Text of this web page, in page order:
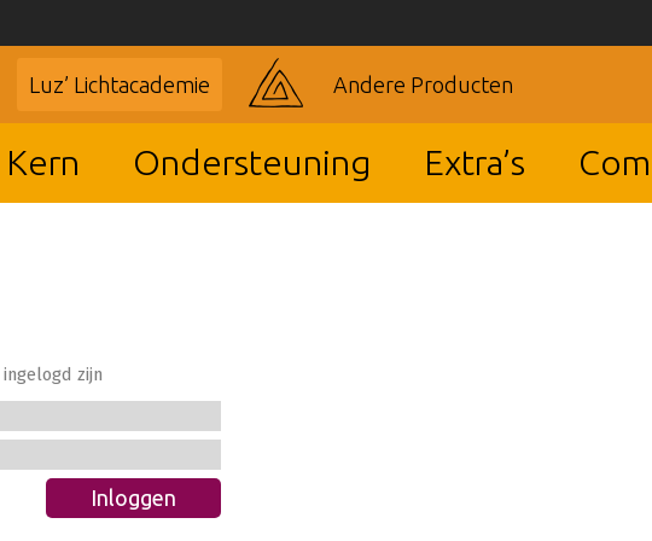
Luz’ Lichtacademie Andere Producten
Ondersteuning Extra’s
zijn